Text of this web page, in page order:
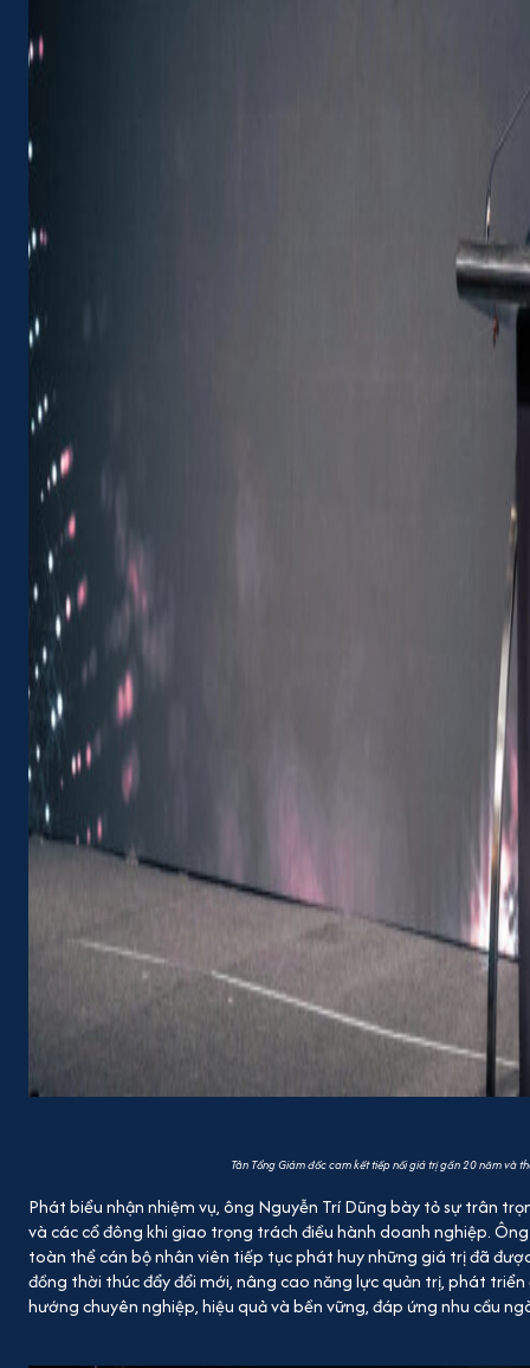
Tân Tổng Giám đốc cam kết tiếp nối giá trị gần 20 năm và
Phát biểu nhận nhiệm vụ, ông Nguyễn Trí Dũng bày tỏ sự trân
và các cổ đông khi giao trọng trách điều hành doanh nghiệp.
toàn thể cán bộ nhân viên tiếp tục phát huy những giá trị đã
đồng thời thúc đẩy đổi mới, nâng cao năng lực quản trị, phát
hướng chuyên nghiệp, hiệu quả và bền vững, đáp ứng nhu cầu